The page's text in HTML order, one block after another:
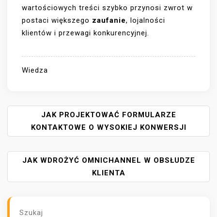
wartościowych treści szybko przynosi zwrot w
postaci większego zaufanie, lojalności
klientów i przewagi konkurencyjnej.
Wiedza
W
I
C
J
JAK PROJEKTOWAĆ FORMULARZE
KONTAKTOWE O WYSOKIEJ KONWERSJI
JAK WDROŻYĆ OMNICHANNEL W OBSŁUDZE
KLIENTA
Szukaj